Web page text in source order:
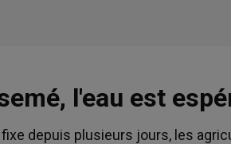
l'eau est
depuis plusieurs jours, les